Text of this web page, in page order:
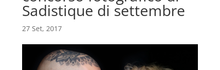
Sadistique di settembre
27 Set, 2017